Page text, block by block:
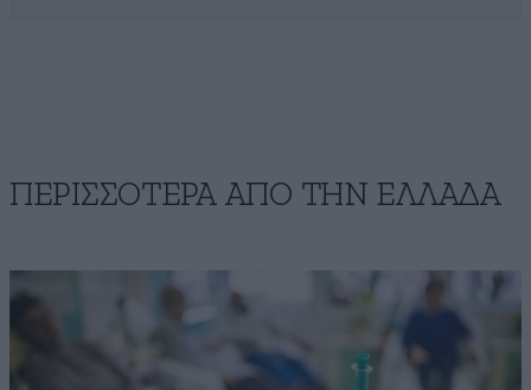
ΠΕΡΙΣΣΟΤΕΡΑ ΑΠΟ ΤΗΝ ΕΛΛΑΔΑ